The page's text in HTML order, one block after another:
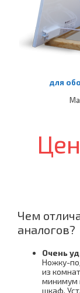
для
Чем
аналогов?
Очень
Ножку-
из
минимум
шкаф.